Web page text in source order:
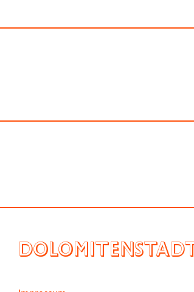
DOLOMITENSTADT